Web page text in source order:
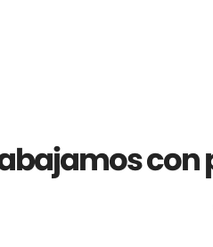
con